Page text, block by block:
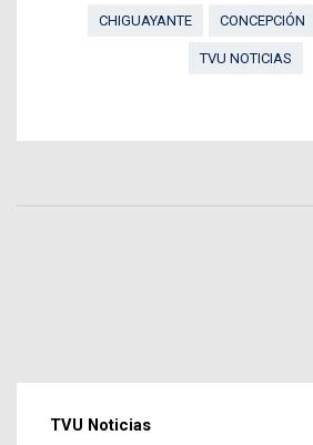
CHIGUAYANTE
CONCEPCIÓN
TVU NOTICIAS
TVU Noticias